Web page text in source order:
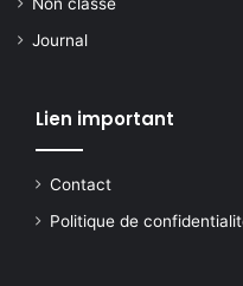
Journal
Lien important
Contact
Politique de